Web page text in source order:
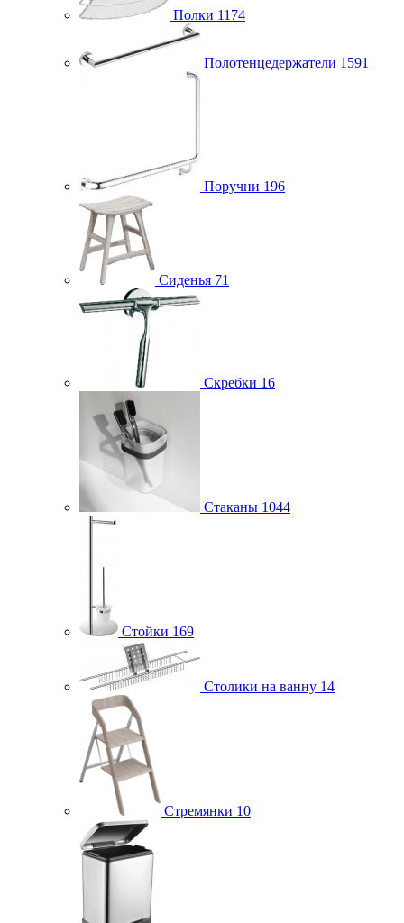
Полки 1174
Полотенцедержатели 1591
Поручни 196
Сиденья 71
Скребки 16
Стаканы 1044
Стойки 169
Столики на ванну 14
Стремянки 10